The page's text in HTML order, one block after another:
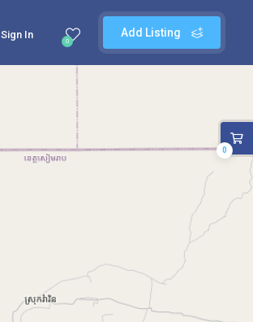
Add Listing
0
Sign In
0